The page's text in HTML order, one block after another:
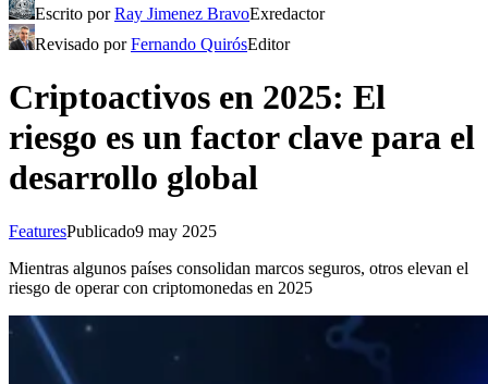
Escrito porRay Jimenez BravoExredactor
Revisado porFernando QuirósEditor
Criptoactivos en 2025: El
riesgo es un factor clave para el
desarrollo global
FeaturesPublicado9 may 2025
Mientras algunos países consolidan marcos seguros, otros elevan el
riesgo de operar con criptomonedas en 2025